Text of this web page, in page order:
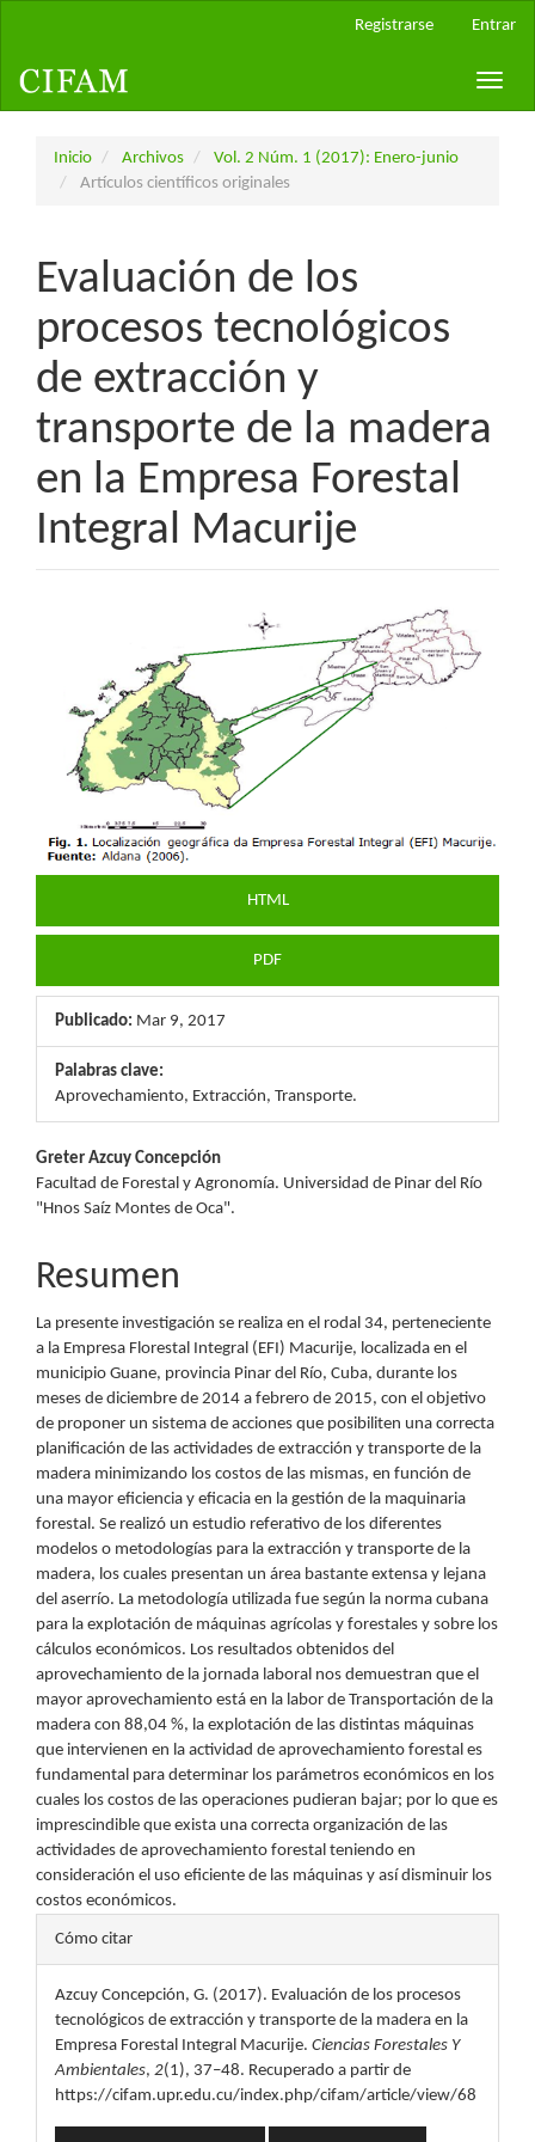
principal
Barra
Registrarse Entrar
Toggle
Inicio Archivos
Vol. 2 Núm. 1 (2017): Enero-junio
Artículos científicos originales
Evaluación de los
procesos tecnológicos
de extracción y
transporte de la madera
en la Empresa Forestal
Integral Macurije
del
artículo
HTML
PDF
Publicado: Mar 9, 2017
Palabras clave:
Aprovechamiento, Extracción, Transporte.
Contenido
principal
artículo
Greter Azcuy Concepción
Facultad de Forestal y Agronomía. Universidad de Pinar del Río
"Hnos Saíz Montes de Oca".
Resumen
La presente investigación se realiza en el rodal 34, perteneciente
a la Empresa Florestal Integral (EFI) Macurije, localizada en el
municipio Guane, provincia Pinar del Río, Cuba, durante los
meses de diciembre de 2014 a febrero de 2015, con el objetivo
de proponer un sistema de acciones que posibiliten una correcta
planificación de las actividades de extracción y transporte de la
madera minimizando los costos de las mismas, en función de
una mayor eficiencia y eficacia en la gestión de la maquinaria
forestal. Se realizó un estudio referativo de los diferentes
modelos o metodologías para la extracción y transporte de la
madera, los cuales presentan un área bastante extensa y lejana
del aserrío. La metodología utilizada fue según la norma cubana
para la explotación de máquinas agrícolas y forestales y sobre los
cálculos económicos. Los resultados obtenidos del
aprovechamiento de la jornada laboral nos demuestran que el
mayor aprovechamiento está en la labor de Transportación de la
madera con 88,04 %, la explotación de las distintas máquinas
que intervienen en la actividad de aprovechamiento forestal es
fundamental para determinar los parámetros económicos en los
cuales los costos de las operaciones pudieran bajar; por lo que es
imprescindible que exista una correcta organización de las
actividades de aprovechamiento forestal teniendo en
consideración el uso eficiente de las máquinas y así disminuir los
costos económicos.
Detalles
del
artículo
Cómo citar
Azcuy Concepción, G. (2017). Evaluación de los procesos
tecnológicos de extracción y transporte de la madera en la
Empresa Forestal Integral Macurije. Ciencias Forestales Y
Ambientales, 2(1), 37–48. Recuperado a partir de
https://cifam.upr.edu.cu/index.php/cifam/article/view/68